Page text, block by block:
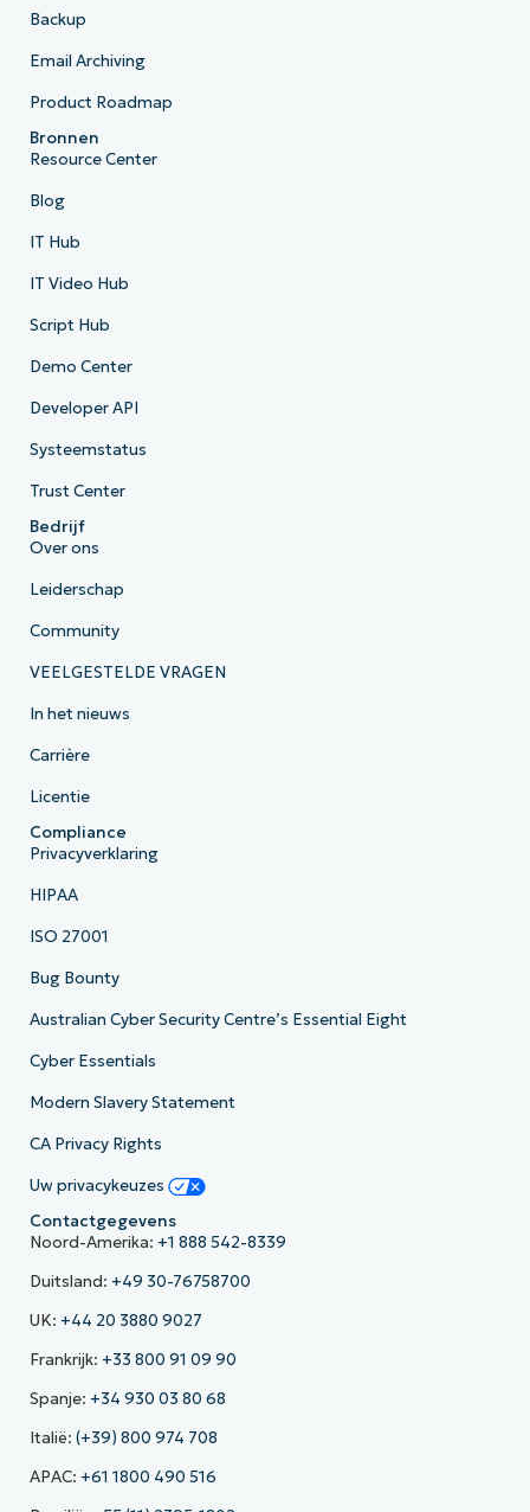
Backup
Email Archiving
Product Roadmap
Bronnen
Resource Center
Blog
IT Hub
IT Video Hub
Script Hub
Demo Center
Developer API
Systeemstatus
Trust Center
Bedrijf
Over ons
Leiderschap
Community
VEELGESTELDE VRAGEN
In het nieuws
Carrière
Licentie
Compliance
Privacyverklaring
HIPAA
ISO 27001
Bug Bounty
Australian Cyber Security Centre’s Essential Eight
Cyber Essentials
Modern Slavery Statement
CA Privacy Rights
Uw privacykeuzes
Contactgegevens
Noord-Amerika: +1 888 542-8339
Duitsland: +49 30-76758700
UK: +44 20 3880 9027
Frankrijk: +33 800 91 09 90
Spanje: +34 930 03 80 68
Italië: (+39) 800 974 708
APAC: +61 1800 490 516